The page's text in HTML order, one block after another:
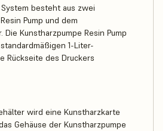
System besteht aus zwei
Pump und dem
Die Kunstharzpumpe Resin Pump
1-Liter-
Rückseite des Druckers
wird eine Kunstharzkarte
Gehäuse der Kunstharzpumpe